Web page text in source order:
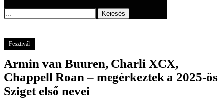
Keresés
Fesztivál
Armin van Buuren, Charli XCX,
Chappell Roan – megérkeztek a 2025-ös
Sziget első nevei